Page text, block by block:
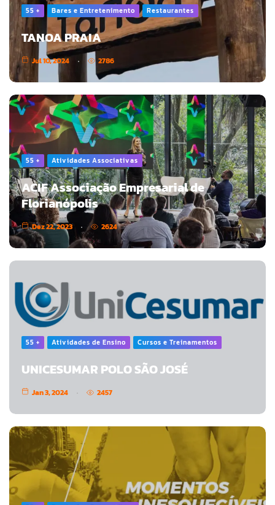
55 + Bares e Entretenimento Restaurantes
TANOA PRAIA
Jul 10, 2024 2786
55 + Atividades Associativas
ACIF Associação Empresarial de
Florianópolis
Dez 22, 2023 2624
55 + Atividades de Ensino Cursos e Treinamentos
UNICESUMAR POLO SÃO JOSÉ
Jan 3, 2024 2457